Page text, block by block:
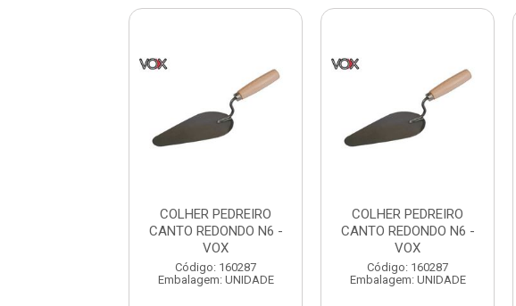
COLHER PEDREIRO
CANTO REDONDO N6 -
VOX
Código: 160287
Embalagem: UNIDADE
COLHER PEDREIRO
CANTO REDONDO N6 -
VOX
Código: 160287
Embalagem: UNIDADE